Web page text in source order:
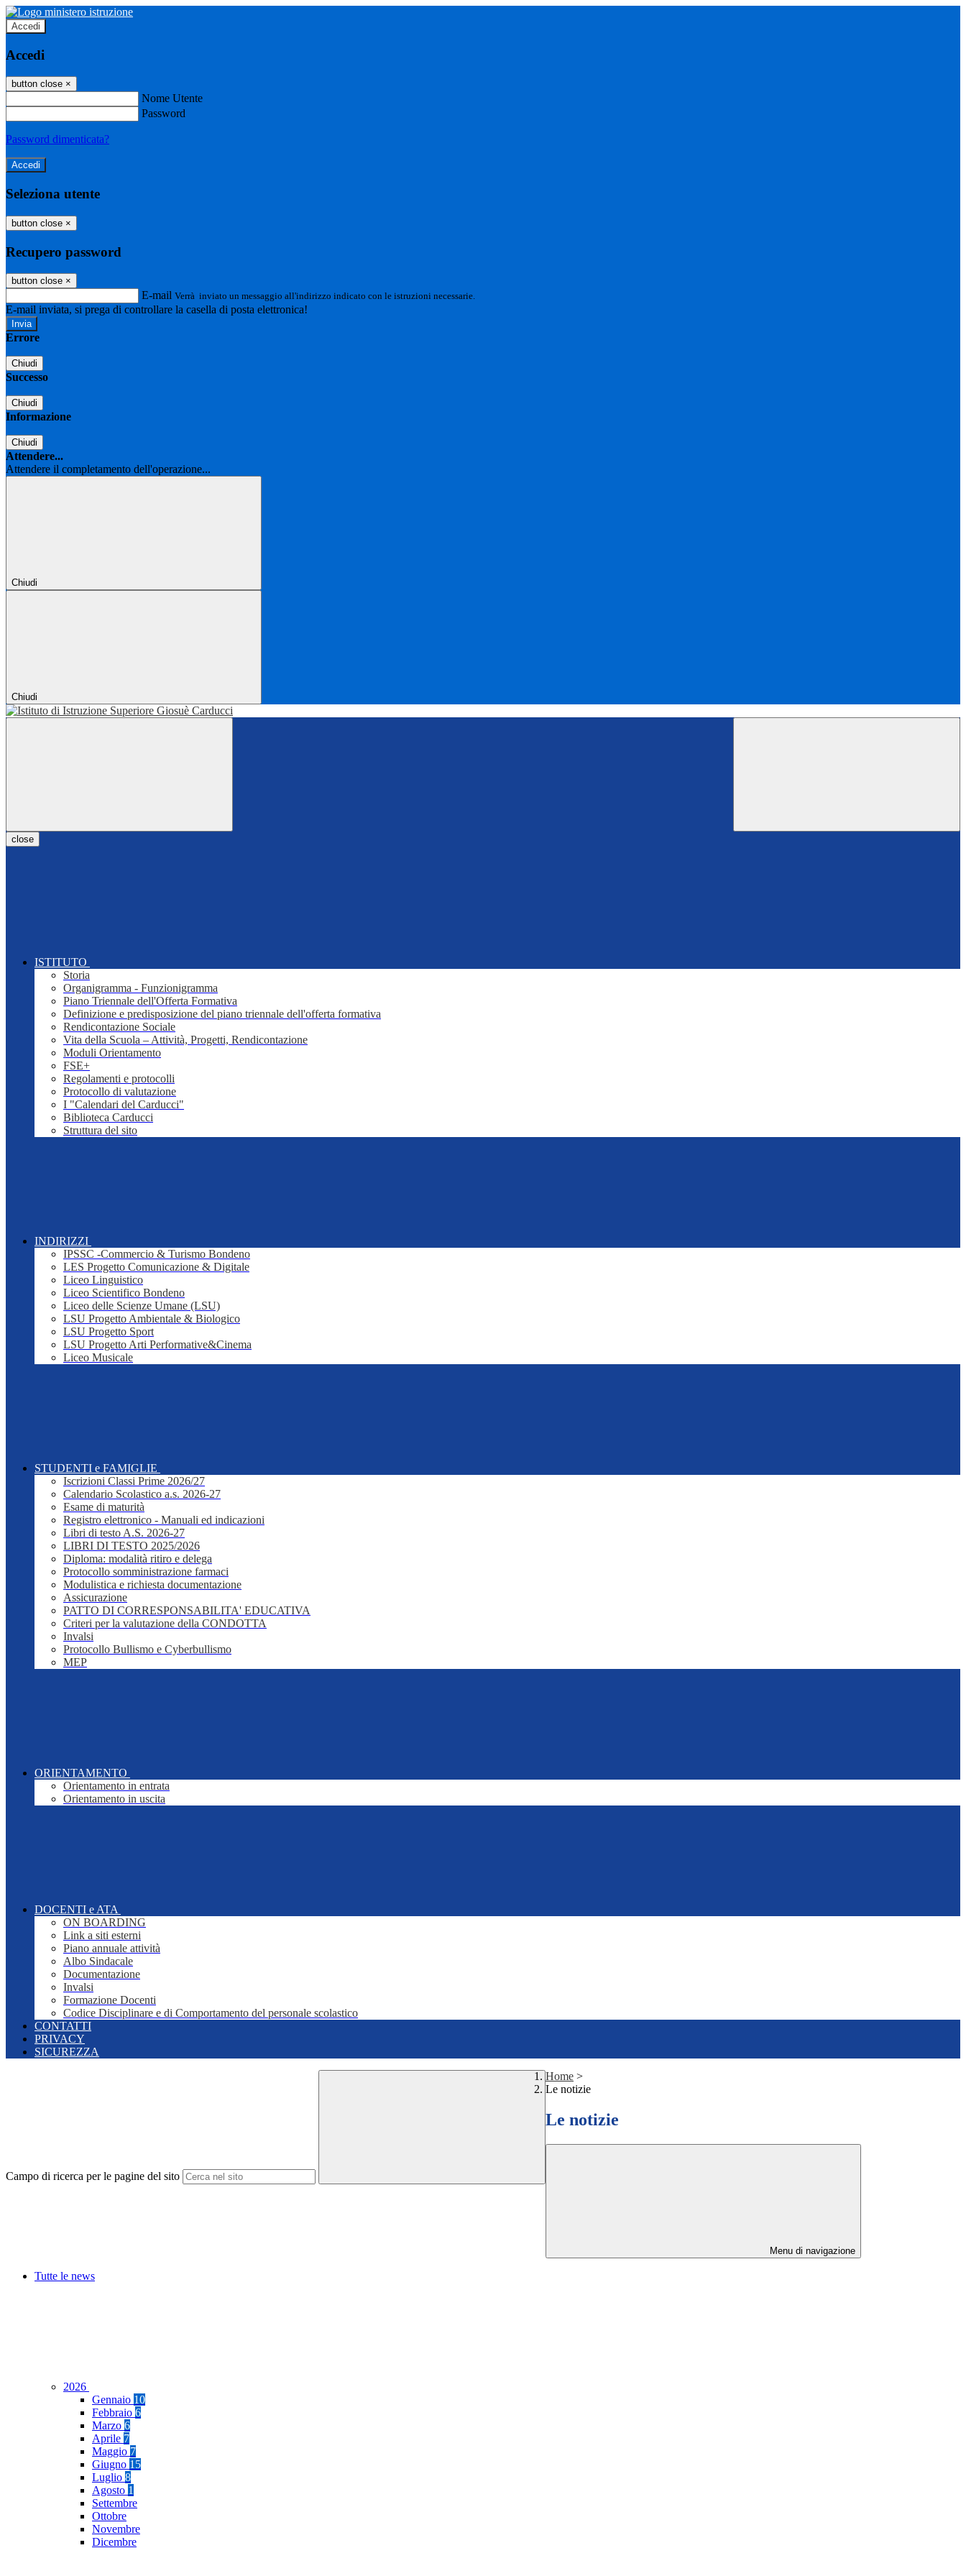
Accedi
Accedi
button close ×
Nome Utente
Password
Password dimenticata?
Seleziona utente
button close ×
Recupero password
button close ×
E-mail Verrà inviato un messaggio all'indirizzo indicato con le istruzioni necessarie.
E-mail inviata, si prega di controllare la casella di posta elettronica!
Errore
Chiudi
Successo
Chiudi
Informazione
Chiudi
Attendere...
Attendere il completamento dell'operazione...
Chiudi
Chiudi
close
ISTITUTO
Storia
Organigramma - Funzionigramma
Piano Triennale dell'Offerta Formativa
Definizione e predisposizione del piano triennale dell'offerta formativa
Rendicontazione Sociale
Vita della Scuola – Attività, Progetti, Rendicontazione
Moduli Orientamento
FSE+
Regolamenti e protocolli
Protocollo di valutazione
I "Calendari del Carducci"
Biblioteca Carducci
Struttura del sito
INDIRIZZI
IPSSC -Commercio & Turismo Bondeno
LES Progetto Comunicazione & Digitale
Liceo Linguistico
Liceo Scientifico Bondeno
Liceo delle Scienze Umane (LSU)
LSU Progetto Ambientale & Biologico
LSU Progetto Sport
LSU Progetto Arti Performative&Cinema
Liceo Musicale
STUDENTI e FAMIGLIE
Iscrizioni Classi Prime 2026/27
Calendario Scolastico a.s. 2026-27
Esame di maturità
Registro elettronico - Manuali ed indicazioni
Libri di testo A.S. 2026-27
LIBRI DI TESTO 2025/2026
Diploma: modalità ritiro e delega
Protocollo somministrazione farmaci
Modulistica e richiesta documentazione
Assicurazione
PATTO DI CORRESPONSABILITA' EDUCATIVA
Criteri per la valutazione della CONDOTTA
Invalsi
Protocollo Bullismo e Cyberbullismo
MEP
ORIENTAMENTO
Orientamento in entrata
Orientamento in uscita
DOCENTI e ATA
ON BOARDING
Link a siti esterni
Piano annuale attività
Albo Sindacale
Documentazione
Invalsi
Formazione Docenti
Codice Disciplinare e di Comportamento del personale scolastico
CONTATTI
PRIVACY
SICUREZZA
Campo di ricerca per le pagine del sito
Home >
Le notizie
Le notizie
Menu di navigazione
Tutte le news
2026
Gennaio 10
Febbraio 6
Marzo 6
Aprile 7
Maggio 7
Giugno 15
Luglio 8
Agosto 1
Settembre
Ottobre
Novembre
Dicembre